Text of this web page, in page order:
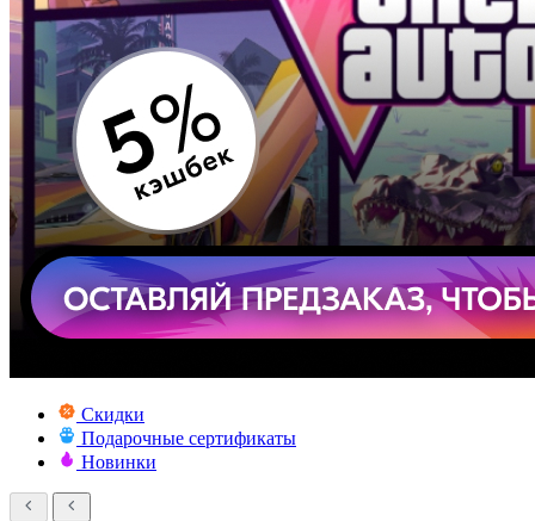
Скидки
Подарочные сертификаты
Новинки